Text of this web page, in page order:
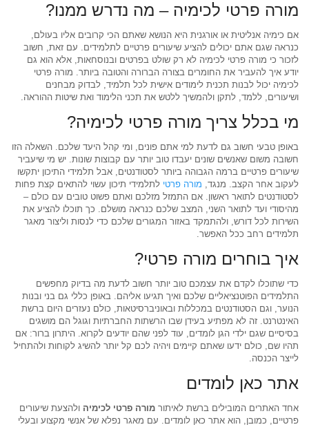
מורה פרטי לכימיה – מה נדרש ממנו?
אם כימיה אנליטית או אורגנית היא הנושא שאתם הכי קרובים אליו בעולם,
כנראה שגם אתם יכולים להציע שיעורים פרטיים לתלמידים. עם זאת, חשוב
לזכור כי מורה פרטי לכימיה לא רק שולט בפרטים ובנוסחאות, אלא הוא גם
יודע איך להעביר את החומרים בצורה הברורה והטובה ביותר. מורה פרטי
לכימיה יכול לבנות תכנית לימודים אישית לכל תלמיד, לבדוק מבחנים
ושיעורים, ללמד, לתקן ולהמשיך ללטש את תכני הלימוד ואת שיטות ההוראה.
מי בכלל צריך מורה פרטי לכימיה?
באופן טבעי חשוב גם לדעת למי אתם פונים, ומי קהל היעד שלכם. השאלה הזו
חשובה משום שאנשים שונים יעבדו טוב יותר עם קבוצות שונות. יש מי שיעביר
שיעורים פרטיים ברמה הגבוהה ביותר לסטודנטים, אבל תלמידי התיכון יתקשו
לעקוב אחר הקצב. מנגד, מורה פרטי לתלמידי תיכון עשוי להתאים קצת פחות
לסטודנטים לתואר ראשון. אם התמזל מזלכם ואתם פשוט טובים עם כולם –
מהיסודי ועד לתואר השני, המצב שלכם כנראה מושלם. כך תוכלו להציע את
השירות לכל דורש, ולהתמקד באזור המגורים שלכם כדי לנסות וליצור מאגר
תלמידים רחב ככל האפשר.
איך בוחרים מורה פרטי?
כדי שתוכלו לקדם את עצמכם טוב יותר חשוב לדעת מה בדיוק מחפשים
התלמידים הפוטנציאליים שלכם ואיך תגיעו אליהם. באופן כללי גם בני ובנות
הנוער, וגם הסטודנטים במכללות ובאוניברסיטאות, כולם נעזרים היום ברשת
האינטרנט. זה לא מפתיע בעידן שבו הרשתות החברתיות וגוגל הם מושגים
בסיסיים שגם ילדי הגן לומדים, עוד לפני שהם יודעים לקרוא. היתרון ברור: אם
תהיו שם, כולם ידעו שאתם קיימים ויהיה לכם קל יותר להשיג לקוחות ולהתחיל
לייצר הכנסה.
אתר כאן לומדים
אחד האתרים המובילים ברשת לאיתור מורה פרטי לכימיה ולהצעת שיעורים
פרטיים, כמובן, הוא אתר כאן לומדים. עם מאגר נפלא של אנשי מקצוע ובעלי